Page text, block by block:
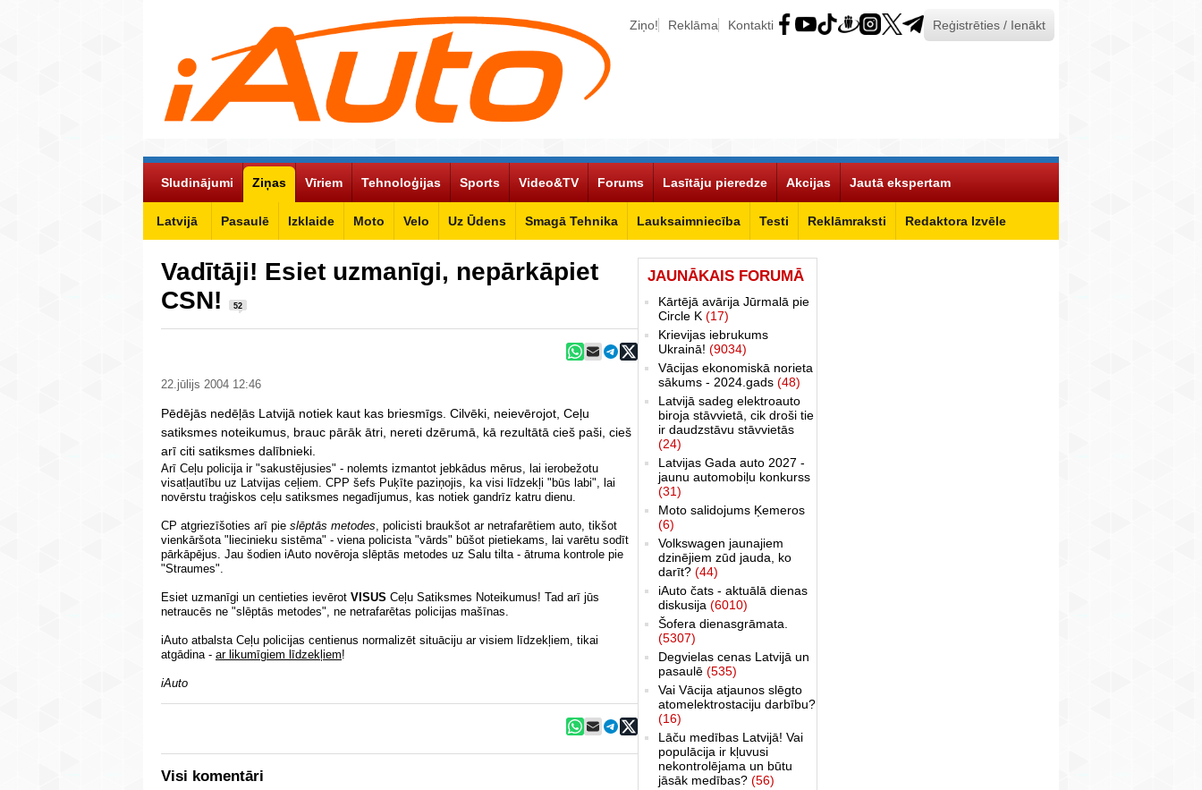
Ziņo! Reklāma Kontakti Reģistrēties / Ienākt
Sludinājumi Ziņas
Latvijā Pasaulē Izklaide Moto Velo Uz Ūdens Smagā Tehnika Lauksaimniecība Testi Reklāmraksti Redaktora Izvēle
Vīriem Tehnoloģijas Sports Video&TV Forums Lasītāju pieredze Akcijas Jautā ekspertam
Vadītāji! Esiet uzmanīgi, nepārkāpiet
CSN!
52
22.jūlijs 2004 12:46
Pēdējās nedēļās Latvijā notiek kaut kas briesmīgs. Cilvēki, neievērojot, Ceļu
satiksmes noteikumus, brauc pārāk ātri, nereti dzērumā, kā rezultātā cieš paši, cieš
arī citi satiksmes dalībnieki.
Arī Ceļu policija ir "sakustējusies" - nolemts izmantot jebkādus mērus, lai ierobežotu
visatļautību uz Latvijas ceļiem. CPP šefs Puķīte paziņojis, ka visi līdzekļi "būs labi", lai
novērstu traģiskos ceļu satiksmes negadījumus, kas notiek gandrīz katru dienu.
CP atgriezīšoties arī pie slēptās metodes , policisti braukšot ar netrafarētiem auto, tikšot
vienkāršota "liecinieku sistēma" - viena policista "vārds" būšot pietiekams, lai varētu sodīt
pārkāpējus. Jau šodien iAuto novēroja slēptās metodes uz Salu tilta - ātruma kontrole pie
"Straumes".
Esiet uzmanīgi un centieties ievērot VISUS Ceļu Satiksmes Noteikumus! Tad arī jūs
netraucēs ne "slēptās metodes", ne netrafarētas policijas mašīnas.
iAuto atbalsta Ceļu policijas centienus normalizēt situāciju ar visiem līdzekļiem, tikai
atgādina - ar likumīgiem līdzekļiem!
iAuto
Visi komentāri
JAUNĀKAIS FORUMĀ
Kārtējā avārija Jūrmalā pie
Circle K (17)
Krievijas iebrukums
Ukrainā! (9034)
Vācijas ekonomiskā norieta
sākums - 2024.gads (48)
Latvijā sadeg elektroauto
biroja stāvvietā, cik droši tie
ir daudzstāvu stāvvietās
(24)
Latvijas Gada auto 2027 -
jaunu automobiļu konkurss
(31)
Moto salidojums Ķemeros
(6)
Volkswagen jaunajiem
dzinējiem zūd jauda, ko
darīt? (44)
iAuto čats - aktuālā dienas
diskusija (6010)
Šofera dienasgrāmata.
(5307)
Degvielas cenas Latvijā un
pasaulē (535)
Vai Vācija atjaunos slēgto
atomelektrostaciju darbību?
(16)
Lāču medības Latvijā! Vai
populācija ir kļuvusi
nekontrolējama un būtu
jāsāk medības? (56)